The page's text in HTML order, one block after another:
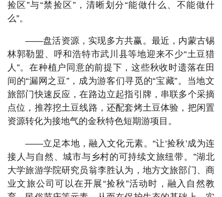
捡区”与“禁捡区”，清晰划分“能做什么、不能做什
么”。
——盘活资源，实现多方共赢。最近，内蒙古锡
林郭勒盟、呼和浩特市武川县等地迎来不少“土豆猎
人”。在种植户同意的前提下，这些秋收时遗落在田
间的“漏网之豆”，成为游客们寻觅的“宝藏”。当地文
旅部门快速反应，在路边立起指引牌，串联多个采摘
点位，推荐挖土豆线路，还配套烤土豆体验，把闲置
资源转化为接地气的金秋特色短期游项目。
——立足本地，融入文化元素。“让‘捡秋’成为连
接人与自然、城市与乡村的可持续文旅纽带。”湖北
大学旅游学院研究员翁李胜认为，地方文旅部门、商
业文旅公司可以在开展“捡秋”活动时，融入自然教